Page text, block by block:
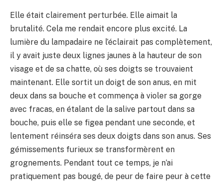
Elle était clairement perturbée. Elle aimait la
brutalité. Cela me rendait encore plus excité. La
lumière du lampadaire ne l’éclairait pas complètement,
il y avait juste deux lignes jaunes à la hauteur de son
visage et de sa chatte, où ses doigts se trouvaient
maintenant. Elle sortit un doigt de son anus, en mit
deux dans sa bouche et commença à violer sa gorge
avec fracas, en étalant de la salive partout dans sa
bouche, puis elle se figea pendant une seconde, et
lentement réinséra ses deux doigts dans son anus. Ses
gémissements furieux se transformèrent en
grognements. Pendant tout ce temps, je n’ai
pratiquement pas bougé, de peur de faire peur à cette